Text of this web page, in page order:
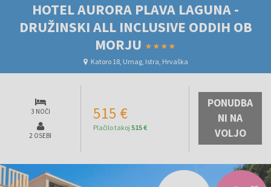
HOTEL AURORA PLAVA LAGUNA -
DRUŽINSKI ALL INCLUSIVE ODDIH OB
MORJU
Katoro 18, Umag, Istra, Hrvaška
3 NOČI
2 OSEBI
515 €
Plačilo takoj 515 €
PONUDBA
NI NA
VOLJO